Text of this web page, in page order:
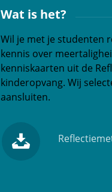
Wat is het?
Wil je met je studenten
kennis over
kenniskaarten uit de
kinderopvang. Wij
aansluiten.